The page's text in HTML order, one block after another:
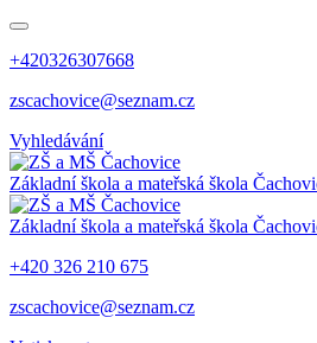
+420326307668
zscachovice@seznam.cz
Vyhledávání
Základní škola a mateřská škola
Základní škola a mateřská škola
+420 326 210 675
zscachovice@seznam.cz